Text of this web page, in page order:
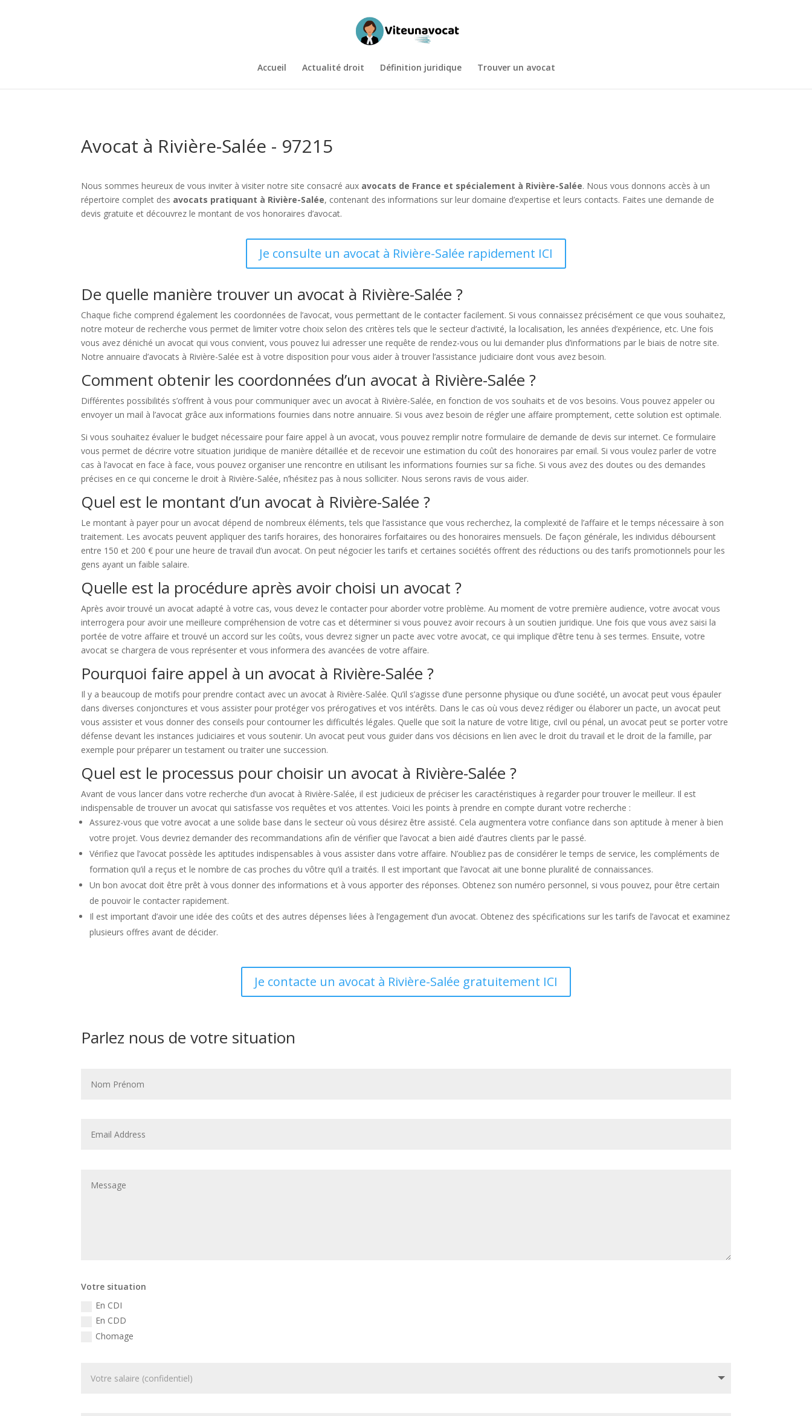
Accueil Actualité droit Définition juridique Trouver un avocat
Avocat à Rivière-Salée - 97215
Nous sommes heureux de vous inviter à visiter notre site consacré aux avocats de France et spécialement à Rivière-Salée. Nous vous donnons accès à un
répertoire complet des avocats pratiquant à Rivière-Salée, contenant des informations sur leur domaine d’expertise et leurs contacts. Faites une demande de
devis gratuite et découvrez le montant de vos honoraires d’avocat.
Je consulte un avocat à Rivière-Salée rapidement ICI
De quelle manière trouver un avocat à Rivière-Salée ?
Chaque fiche comprend également les coordonnées de l’avocat, vous permettant de le contacter facilement. Si vous connaissez précisément ce que vous souhaitez,
notre moteur de recherche vous permet de limiter votre choix selon des critères tels que le secteur d’activité, la localisation, les années d’expérience, etc. Une fois
vous avez déniché un avocat qui vous convient, vous pouvez lui adresser une requête de rendez-vous ou lui demander plus d’informations par le biais de notre site.
Notre annuaire d’avocats à Rivière-Salée est à votre disposition pour vous aider à trouver l’assistance judiciaire dont vous avez besoin.
Comment obtenir les coordonnées d’un avocat à Rivière-Salée ?
Différentes possibilités s’offrent à vous pour communiquer avec un avocat à Rivière-Salée, en fonction de vos souhaits et de vos besoins. Vous pouvez appeler ou
envoyer un mail à l’avocat grâce aux informations fournies dans notre annuaire. Si vous avez besoin de régler une affaire promptement, cette solution est optimale.
Si vous souhaitez évaluer le budget nécessaire pour faire appel à un avocat, vous pouvez remplir notre formulaire de demande de devis sur internet. Ce formulaire
vous permet de décrire votre situation juridique de manière détaillée et de recevoir une estimation du coût des honoraires par email. Si vous voulez parler de votre
cas à l’avocat en face à face, vous pouvez organiser une rencontre en utilisant les informations fournies sur sa fiche. Si vous avez des doutes ou des demandes
précises en ce qui concerne le droit à Rivière-Salée, n’hésitez pas à nous solliciter. Nous serons ravis de vous aider.
Quel est le montant d’un avocat à Rivière-Salée ?
Le montant à payer pour un avocat dépend de nombreux éléments, tels que l’assistance que vous recherchez, la complexité de l’affaire et le temps nécessaire à son
traitement. Les avocats peuvent appliquer des tarifs horaires, des honoraires forfaitaires ou des honoraires mensuels. De façon générale, les individus déboursent
entre 150 et 200 € pour une heure de travail d’un avocat. On peut négocier les tarifs et certaines sociétés offrent des réductions ou des tarifs promotionnels pour les
gens ayant un faible salaire.
Quelle est la procédure après avoir choisi un avocat ?
Après avoir trouvé un avocat adapté à votre cas, vous devez le contacter pour aborder votre problème. Au moment de votre première audience, votre avocat vous
interrogera pour avoir une meilleure compréhension de votre cas et déterminer si vous pouvez avoir recours à un soutien juridique. Une fois que vous avez saisi la
portée de votre affaire et trouvé un accord sur les coûts, vous devrez signer un pacte avec votre avocat, ce qui implique d’être tenu à ses termes. Ensuite, votre
avocat se chargera de vous représenter et vous informera des avancées de votre affaire.
Pourquoi faire appel à un avocat à Rivière-Salée ?
Il y a beaucoup de motifs pour prendre contact avec un avocat à Rivière-Salée. Qu’il s’agisse d’une personne physique ou d’une société, un avocat peut vous épauler
dans diverses conjonctures et vous assister pour protéger vos prérogatives et vos intérêts. Dans le cas où vous devez rédiger ou élaborer un pacte, un avocat peut
vous assister et vous donner des conseils pour contourner les difficultés légales. Quelle que soit la nature de votre litige, civil ou pénal, un avocat peut se porter votre
défense devant les instances judiciaires et vous soutenir. Un avocat peut vous guider dans vos décisions en lien avec le droit du travail et le droit de la famille, par
exemple pour préparer un testament ou traiter une succession.
Quel est le processus pour choisir un avocat à Rivière-Salée ?
Avant de vous lancer dans votre recherche d’un avocat à Rivière-Salée, il est judicieux de préciser les caractéristiques à regarder pour trouver le meilleur. Il est
indispensable de trouver un avocat qui satisfasse vos requêtes et vos attentes. Voici les points à prendre en compte durant votre recherche :
Assurez-vous que votre avocat a une solide base dans le secteur où vous désirez être assisté. Cela augmentera votre confiance dans son aptitude à mener à bien
votre projet. Vous devriez demander des recommandations afin de vérifier que l’avocat a bien aidé d’autres clients par le passé.
Vérifiez que l’avocat possède les aptitudes indispensables à vous assister dans votre affaire. N’oubliez pas de considérer le temps de service, les compléments de
formation qu’il a reçus et le nombre de cas proches du vôtre qu’il a traités. Il est important que l’avocat ait une bonne pluralité de connaissances.
Un bon avocat doit être prêt à vous donner des informations et à vous apporter des réponses. Obtenez son numéro personnel, si vous pouvez, pour être certain
de pouvoir le contacter rapidement.
Il est important d’avoir une idée des coûts et des autres dépenses liées à l’engagement d’un avocat. Obtenez des spécifications sur les tarifs de l’avocat et examinez
plusieurs offres avant de décider.
Je contacte un avocat à Rivière-Salée gratuitement ICI
Parlez nous de votre situation
Votre situation
En CDI
En CDD
Chomage